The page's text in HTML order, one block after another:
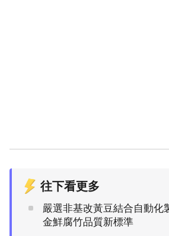
往下看更多
嚴選非基改黃豆結合自動化
金鮮腐竹品質新標準